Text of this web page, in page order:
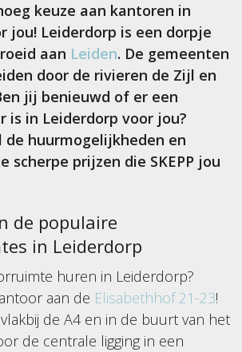
keuze aan kantoren in
jou! Leiderdorp is een dorpje
aan Leiden. De gemeenten
door de rivieren de Zijl en
jij benieuwd of er een
is in Leiderdorp voor jou?
de huurmogelijkheden en
scherpe prijzen die SKEPP jou
de populaire
in Leiderdorp
huren in Leiderdorp?
aan de Elisabethhof 21-23!
de A4 en in de buurt van het
de centrale ligging in een